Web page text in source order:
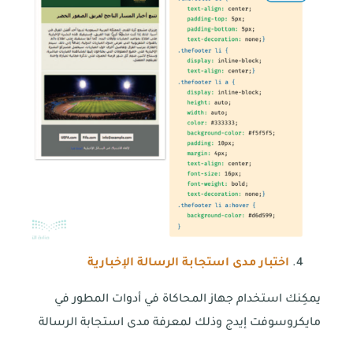
اختبار مدى استجابة الرسالة الإخبارية
يمكِنك استخدام جهاز المحاكاة في أدوات المطور في
مايكروسوفت إيدج وذلك لمعرفة مدى استجابة الرسالة